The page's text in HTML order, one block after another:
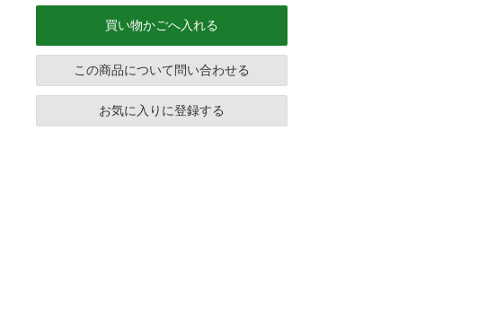
買い物かごへ入れる
この商品について問い合わせる
お気に入りに登録する